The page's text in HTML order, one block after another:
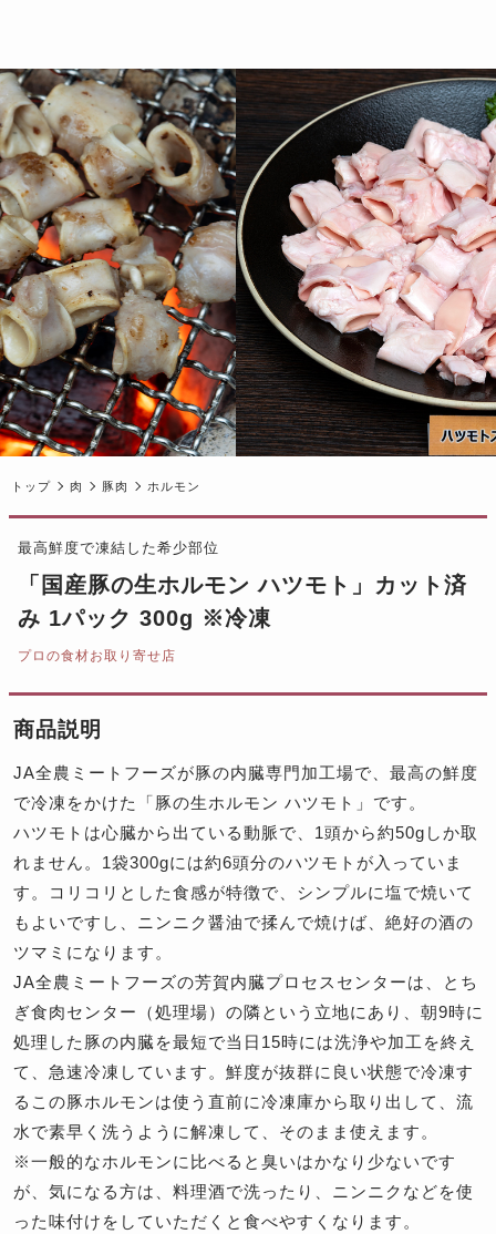
トップ 肉 豚肉 ホルモン
最高鮮度で凍結した希少部位
「国産豚の生ホルモン ハツモト」カット済
み 1パック 300g ※冷凍
プロの食材お取り寄せ店
商品説明
JA全農ミートフーズが豚の内臓専門加工場で、最高の鮮度
で冷凍をかけた「豚の生ホルモン ハツモト」です。
ハツモトは心臓から出ている動脈で、1頭から約50gしか取
れません。1袋300gには約6頭分のハツモトが入っていま
す。コリコリとした食感が特徴で、シンプルに塩で焼いて
もよいですし、ニンニク醤油で揉んで焼けば、絶好の酒の
ツマミになります。
JA全農ミートフーズの芳賀内臓プロセスセンターは、とち
ぎ食肉センター（処理場）の隣という立地にあり、朝9時に
処理した豚の内臓を最短で当日15時には洗浄や加工を終え
て、急速冷凍しています。鮮度が抜群に良い状態で冷凍す
るこの豚ホルモンは使う直前に冷凍庫から取り出して、流
水で素早く洗うように解凍して、そのまま使えます。
※一般的なホルモンに比べると臭いはかなり少ないです
が、気になる方は、料理酒で洗ったり、ニンニクなどを使
った味付けをしていただくと食べやすくなります。